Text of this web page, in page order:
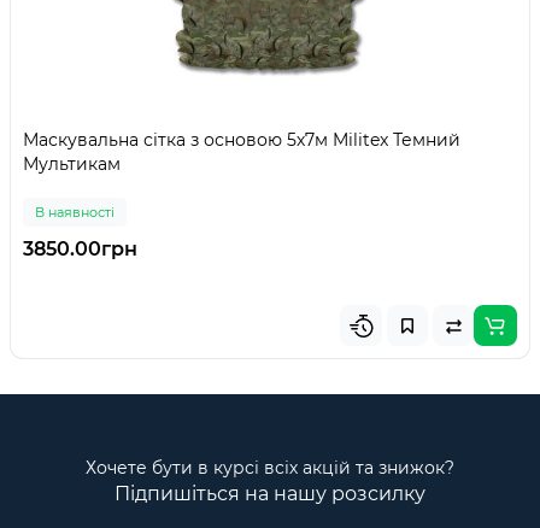
Маскувальна сітка з основою 5х7м Militex Темний
Мультикам
В наявності
3850.00грн
Хочете бути в курсі всіх акцій та знижок?
Підпишіться на нашу розсилку